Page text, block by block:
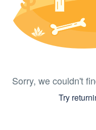
Sorry, we couldn't
Try